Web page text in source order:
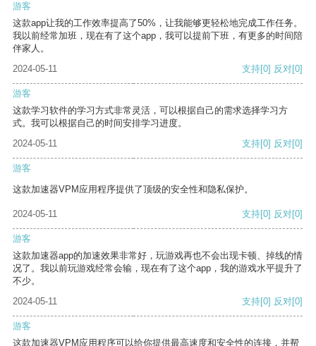
游客
这款app让我的工作效率提高了50%，让我能够更轻松地完成工作任务。
我以前经常加班，现在有了这个app，我可以提前下班，有更多的时间陪
伴家人。
2024-05-11
支持[0] 反对[0]
游客
这款学习软件的学习方式非常灵活，可以根据自己的需求选择学习方
式。我可以根据自己的时间安排学习进度。
2024-05-11
支持[0] 反对[0]
游客
这款加速器VPM应用程序提供了顶级的安全性和隐私保护。
2024-05-11 支持[0] 反对[0]
游客
这款加速器app的加速效果非常好，玩游戏再也不会出现卡顿、掉线的情
况了。我以前玩游戏经常会输，现在有了这个app，我的游戏水平提升了
不少。
2024-05-11
支持[0] 反对[0]
游客
这款加速器VPM应用程序可以给你提供最高速度和安全性的连接，并帮